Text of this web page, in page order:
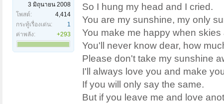
3 มิถุนายน 2008
โพสต์:
4,414
กระทู้เรื่องเด่น:
1
ค่าพลัง:
+293
So I hung my head and I cried.
You are my sunshine, my only
You make me happy when skies
You'll never know dear, how
Please don't take my sunshine
I'll always love you and make
If you will only say the same.
But if you leave me and love